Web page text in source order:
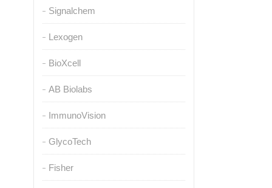
Signalchem
Lexogen
BioXcell
AB Biolabs
ImmunoVision
GlycoTech
Fisher